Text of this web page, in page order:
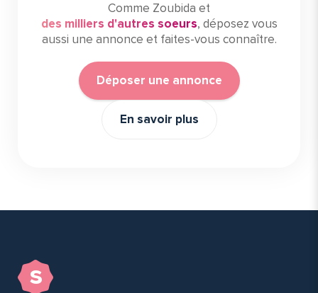
Comme Zoubida et
des milliers d'autres soeurs, déposez vous
aussi une annonce et faites-vous connaître.
Déposer une annonce
En savoir plus
s